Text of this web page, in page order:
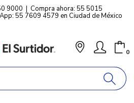
9000 | Compra ahora: 55 5015
55 7609 4579 en Ciudad de México
0